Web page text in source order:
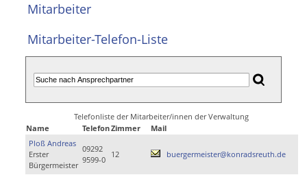
Mitarbeiter
Mitarbeiter-Telefon-Liste
Telefonliste der Mitarbeiter/innen der Verwaltung
Name
TelefonZimmer
Mail
Ploß Andreas
Erster
Bürgermeister
09292
9599-0
12 buergermeister@konradsreuth.de